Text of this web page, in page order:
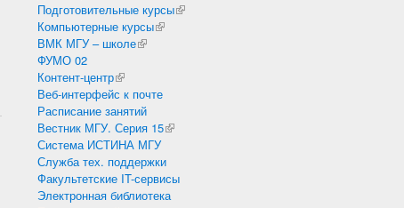
Подготовительные курсы(внешняя ссылка)
Компьютерные курсы(внешняя ссылка)
ВМК МГУ – школе(внешняя ссылка)
ФУМО 02
Контент-центр(внешняя ссылка)
Веб-интерфейс к почте
Расписание занятий
Вестник МГУ. Серия 15(внешняя ссылка)
Система ИСТИНА МГУ
Служба тех. поддержки
Факультетские IT-сервисы
Электронная библиотека